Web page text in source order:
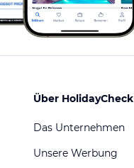
Über HolidayCheck
Das Unternehmen
Unsere Werbung